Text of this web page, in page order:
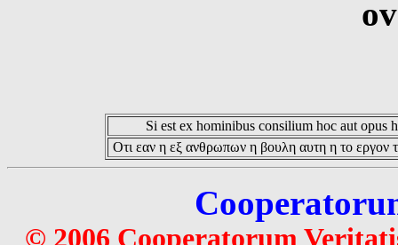
Si est ex hominibus consilium hoc aut opus
Οτι εαν η εξ ανθρωπων η βουλη αυτη η το εργον
© 2006 Cooperatorum